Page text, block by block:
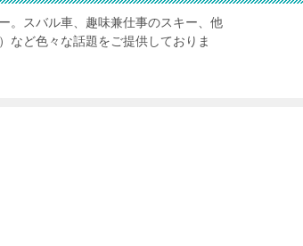
。スバル車、趣味兼仕事のスキー、他
など色々な話題をご提供しておりま